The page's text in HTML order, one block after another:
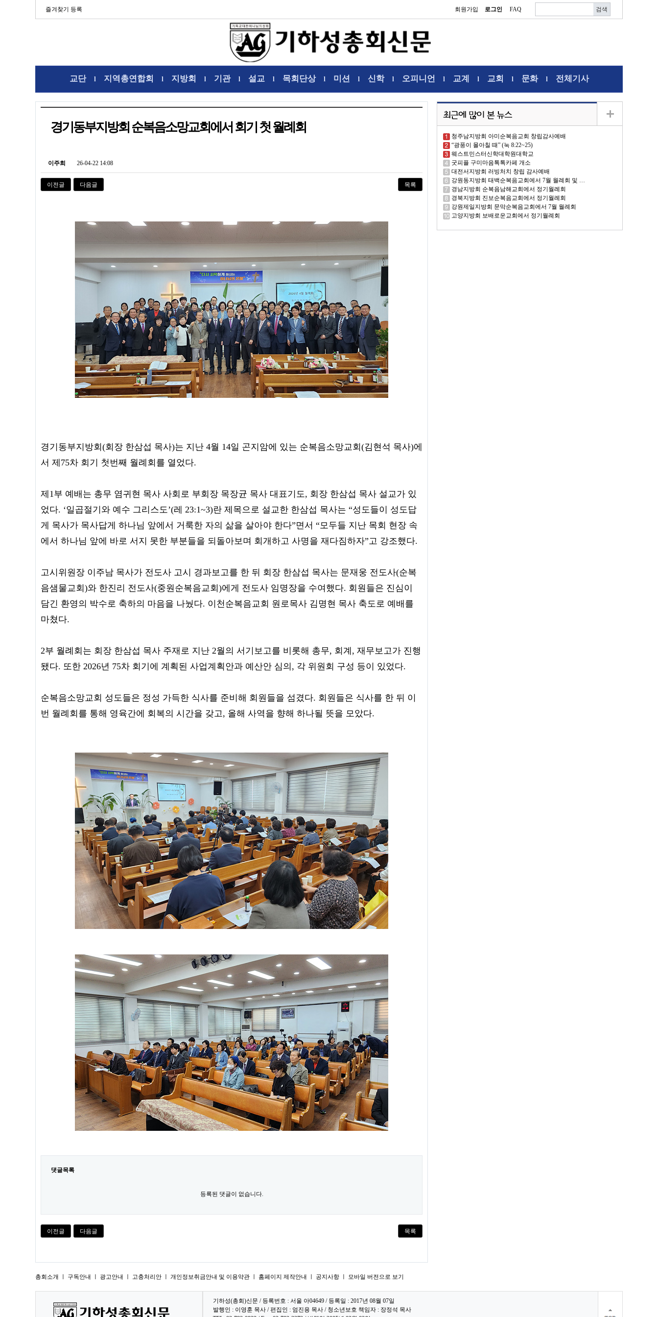
즐겨찾기 등록 회원가입 로그인 FAQ
교단l 지역총연합회 l 지방회 l 기관l 설교 l 목회단상l 미션 l 신학l 오피니언 l 교계 l 교회 l 문화l 전체기사
청주남지방회 아미순복음교회 창립감사예배
“광풍이 몰아칠 때” (눅 8:22~25)
웨스트민스터신학대학원대학교
굿피플 구미마음톡톡카페 개소
대전서지방회 러빙처치 창립 감사예배
강원동지방회 태백순복음교회에서 7월 월례회 및 …
경남지방회 순복음남해교회에서 정기월례회
경북지방회 진보순복음교회에서 정기월례회
강원제일지방회 문막순복음교회에서 7월 월례회
고양지방회 보배로운교회에서 정기월례회
경기동부지방회 순복음소망교회에서 회기 첫 월례회
이주희 26-04-22 14:08
이전글 다음글 목록
경기동부지방회(회장 한삼섭 목사)는 지난 4월 14일 곤지암에 있는 순복음소망교회(김현석 목사)에
서 제75차 회기 첫번째 월례회를 열었다.
제1부 예배는 총무 염귀현 목사 사회로 부회장 목장균 목사 대표기도, 회장 한삼섭 목사 설교가 있
었다. ‘일곱절기와 예수 그리스도’(레 23:1~3)란 제목으로 설교한 한삼섭 목사는 “성도들이 성도답
게 목사가 목사답게 하나님 앞에서 거룩한 자의 삶을 살아야 한다”면서 “모두들 지난 목회 현장 속
에서 하나님 앞에 바로 서지 못한 부분들을 되돌아보며 회개하고 사명을 재다짐하자”고 강조했다.
고시위원장 이주남 목사가 전도사 고시 경과보고를 한 뒤 회장 한삼섭 목사는 문재웅 전도사(순복
음샘물교회)와 한진리 전도사(중원순복음교회)에게 전도사 임명장을 수여했다. 회원들은 진심이
담긴 환영의 박수로 축하의 마음을 나눴다. 이천순복음교회 원로목사 김명현 목사 축도로 예배를
마쳤다.
2부 월례회는 회장 한삼섭 목사 주재로 지난 2월의 서기보고를 비롯해 총무, 회계, 재무보고가 진행
됐다. 또한 2026년 75차 회기에 계획된 사업계획안과 예산안 심의, 각 위원회 구성 등이 있었다.
순복음소망교회 성도들은 정성 가득한 식사를 준비해 회원들을 섬겼다. 회원들은 식사를 한 뒤 이
번 월례회를 통해 영육간에 회복의 시간을 갖고, 올해 사역을 향해 하나될 뜻을 모았다.
댓글목록
등록된 댓글이 없습니다.
이전글 다음글 목록
총회소개 구독안내 광고안내 고충처리안 개인정보취금안내 및 이용약관 홈페이지 제작안내 공지사항 모바일 버전으로 보기
기하성(총회)신문 / 등록번호 : 서울 아04649 / 등록일 : 2017년 08월 07일
발행인 : 이영훈 목사 / 편집인 : 엄진용 목사 / 청소년보호 책임자 : 장정석 목사